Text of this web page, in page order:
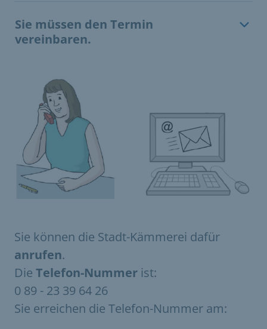
Sie müssen den Termin
vereinbaren.
Sie können die Stadt-Kämmerei dafür
anrufen.
Die Telefon-Nummer ist:
0 89 - 23 39 64 26
Sie erreichen die Telefon-Nummer am: